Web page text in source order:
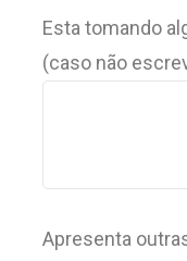
Esta tomando
(caso não
Apresenta